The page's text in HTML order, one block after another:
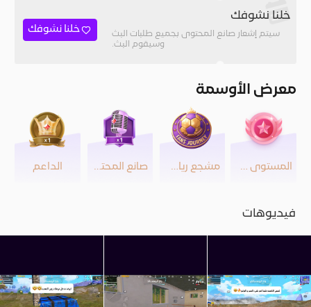
خلنا نشوفك
سيتم إشعار صانع المحتوى بجميع طلبات البث
وسيقوم البث.
خلنا نشوفك
معرض الأوسمة
المستوى 20 مشجع رياضي صانع المحتوى الداعم
فيديوهات